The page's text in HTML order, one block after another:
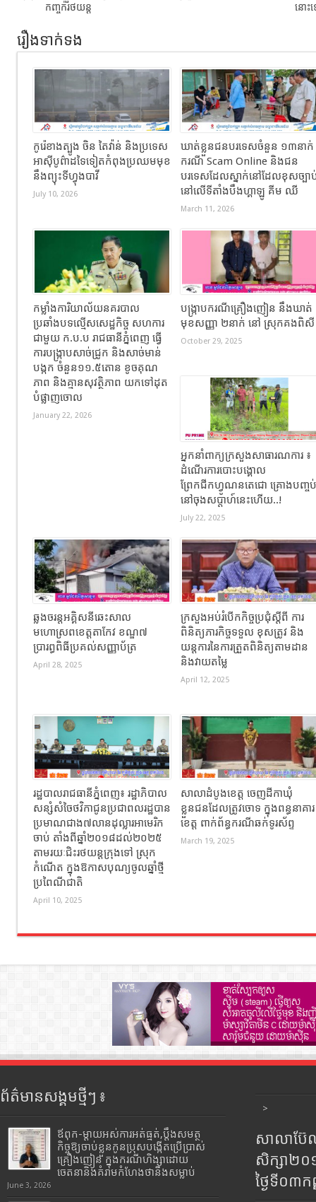
កញ្ចក់រថយន្ត
នោះ
រឿងទាក់ទង
កូរ៉េខាងត្បូង ចិន តៃវ៉ាន់ និងប្រទេស
អាស៊ីបូព៌ាដទៃទៀតកំពុងប្រឈមមុខ
នឹងព្យុះទីហ្វុងបាវី
July 10, 2026
ឃាត់ខ្លួនជនបរទេសចំនួន ១៣នាក់
ករណី Scam Online និងជន
បរទេសដែលស្នាក់នៅដែលខុសច្បា
នៅលើទីតាំងបឹងហ្គាឡូ គីម ឈី
March 11, 2026
កម្លាំងការិយាល័យនគរបាល
ប្រឆាំងបទល្មើសសេដ្ឋកិច្ច សហការ
ជាមួយ ក.ប.ប រាជធានីភ្នំពេញ ធ្វើ
ការបង្ក្រាបសាច់ជ្រូក និងសាច់មាន់
បង្កក ចំនួន១១.៥តោន ខូចគុណ
ភាព និងគ្មានសុវត្ថិភាព យកទៅដុត
បំផ្លាញចោល
January 22, 2026
បង្ក្រាបករណីគ្រឿងញៀន នឹងឃាត់
មុខសញ្ញា ២នាក់ នៅ ស្រុកគងពិ
October 29, 2025
អ្នកនាំពាក្យក្រសួងសាធារណការ ៖
ដំណើរការបោះបង្គោល
ព្រែកជីកហ្វូណនតេជោ គ្រោងបញ្ចប់
នៅចុងសប្តាហ៍នេះហើយ..!
July 22, 2025
ឆ្លងចរន្តអគ្គិសនីឆេះសាល
មហោស្រពខេត្តតាកែវ ខណ្ឌ៧
ប្រារព្ធពិធីប្រគល់សញ្ញាប័ត្រ
April 28, 2025
ក្រសួងអប់រំបើកកិច្ចប្រជុំស្តីពី ការ
ពិនិត្យភារកិច្ចទទួល ខុសត្រូវ និង
យន្តការនៃការត្រួតពិនិត្យតាមដាន
និងវាយតម្លៃ
April 12, 2025
រដ្ឋបាលរាជធានីភ្នំពេញ៖ រដ្ឋាភិបាល
សន្សំសំចៃថវិកាជូនប្រជាពលរដ្ឋបាន
ប្រមាណជាង៧លានដុល្លារអាមេរិក
ចាប់ តាំងពីឆ្នាំ២០១៨ដល់២០២៥
តាមរយៈជិះរថយន្ដក្រុងទៅ ស្រុក
កំណើត ក្នុងឱកាសបុណ្យចូលឆ្នាំថ្មី
ប្រពៃណីជាតិ
April 10, 2025
សាលាដំបូងខេត្ត ចេញដីកាឃុំ
ខ្លួនជនដែលត្រូវចោទ ក្នុងពន្ធនាគារ
ខេត្ត ពាក់ព័ន្ធករណីឆក់ទូរស័ព្ទ
March 19, 2025
ព័ត៌មានសង្គមថ្មីៗ ៖
ឪពុក-ម្ដាយអស់ការអត់ធ្មត់,ប្ដឹងសមត្ថ
កិច្ចឱ្យចាប់ខ្លួនកូនប្រុសបង្កើតប្រើប្រាស់
គ្រឿងញៀន ក្នុងករណីហិង្សាដោយ
ចេតនានិងគំរាមកំហែងថានឹងសម្លាប់
June 3, 2026
>
សាលាប៊ែ
សិក្សា២
ថ្ងៃទី០៣